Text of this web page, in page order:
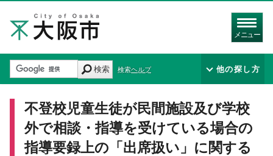
メニュー
検索 検索ヘルプ 他の探し方
不登校児童生徒が民間施設及び学校
外で相談・指導を受けている場合の
指導要録上の「出席扱い」に関する